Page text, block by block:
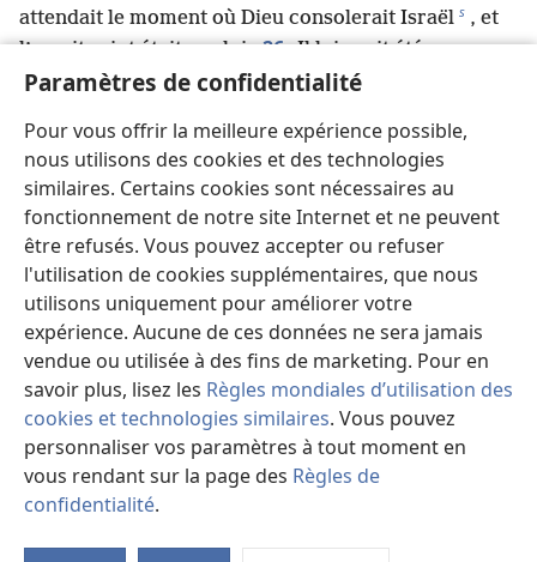
Paramètres de confidentialité
Pour vous offrir la meilleure expérience possible,
nous utilisons des cookies et des technologies
similaires. Certains cookies sont nécessaires au
fonctionnement de notre site Internet et ne peuvent
être refusés. Vous pouvez accepter ou refuser
l'utilisation de cookies supplémentaires, que nous
utilisons uniquement pour améliorer votre
expérience. Aucune de ces données ne sera jamais
vendue ou utilisée à des fins de marketing. Pour en
savoir plus, lisez les Règles mondiales d’utilisation des
cookies et technologies similaires. Vous pouvez
personnaliser vos paramètres à tout moment en
vous rendant sur la page des Règles de
confidentialité.
attendait le moment où Dieu consolerait Israël s , et
l’esprit saint était sur lui. 26 Il lui avait été
divinement révélé par l’esprit saint qu’il ne mourrait
Poussé par l’esprit, il entra dans le Temple. Et alors
que les parents de Jésus l’amenaient afin
d’accomplir pour lui ce qu’exigeait le rite de la Loi
28
il prit l’enfant dans ses bras et loua Dieu en
disant : 29 « Maintenant, Souverain Seigneur, tu
laisses ton esclave s’en aller en paix
, comme tu l’as
dit, 30 car j’ai vu de mes propres yeux celui par qui
tu apportes le salut
w , 31 celui que tu as préparé
devant tous les peuples x , 32 la lumière y qui
enlèvera le voile de devant les yeux des nations
la gloire de ton peuple, Israël. » 33 Et le père et la
mère de l’enfant s’étonnaient de ce qu’on disait de
lui. 34 De plus, Siméon les bénit et dit à Marie, sa
mère : « Écoute ! Cet enfant est appelé à faire tomber